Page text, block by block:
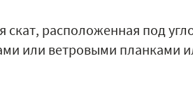
расположенная под
или ветровыми планками